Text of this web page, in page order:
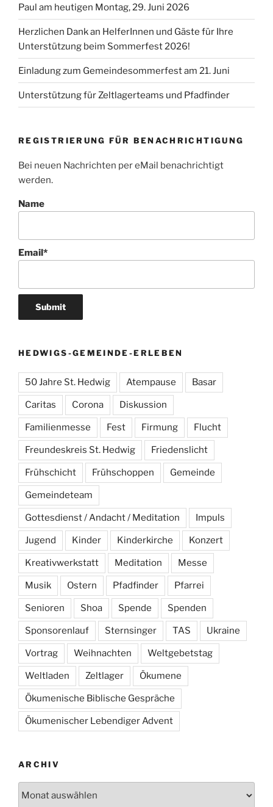
Paul am heutigen Montag, 29. Juni 2026
Herzlichen Dank an HelferInnen und Gäste für Ihre
Unterstützung beim Sommerfest 2026!
Einladung zum Gemeindesommerfest am 21. Juni
Unterstützung für Zeltlagerteams und Pfadfinder
REGISTRIERUNG FÜR BENACHRICHTIGUNG
Bei neuen Nachrichten per eMail benachrichtigt
werden.
Name
Email*
HEDWIGS-GEMEINDE-ERLEBEN
50 Jahre St. Hedwig Atempause Basar
Caritas Corona Diskussion
Familienmesse Fest Firmung Flucht
Freundeskreis St. Hedwig Friedenslicht
Frühschicht Frühschoppen Gemeinde
Gemeindeteam
Gottesdienst / Andacht / Meditation Impuls
Jugend Kinder Kinderkirche Konzert
Kreativwerkstatt Meditation Messe
Musik Ostern Pfadfinder Pfarrei
Senioren Shoa Spende Spenden
Sponsorenlauf Sternsinger TAS Ukraine
Vortrag Weihnachten Weltgebetstag
Weltladen Zeltlager Ökumene
Ökumenische Biblische Gespräche
Ökumenischer Lebendiger Advent
ARCHIV